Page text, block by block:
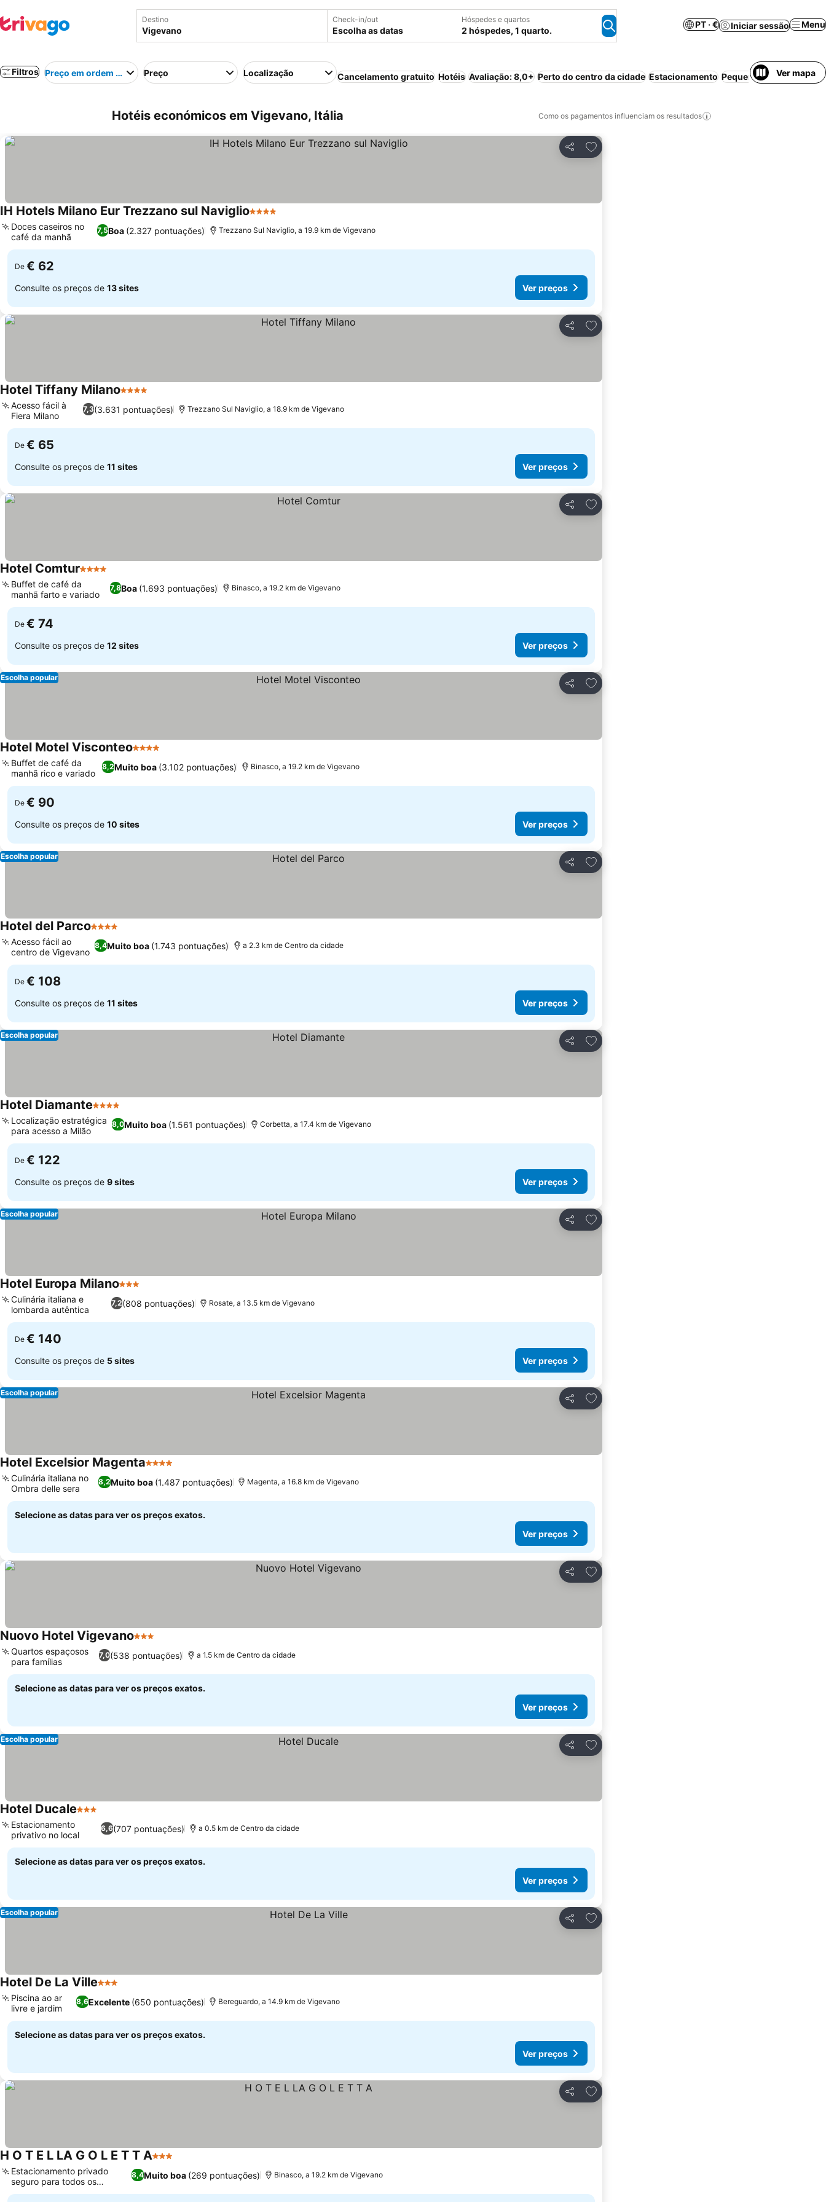
Destino Check-in/out
Escolha as datas
Hóspedes e quartos
2 hóspedes, 1 quarto.
PT · € Iniciar sessão Menu
Filtros Preço em ordem crescentePreço Localização Cancelamento gratuito Hotéis Avaliação: 8,0+ Perto do centro da cidade Estacionamento Pequeno-almoçoVer mapa
Hotéis económicos em Vigevano, Itália Como os pagamentos influenciam os resultados
Partilhar
Adicionar aos favoritos
IH Hotels Milano Eur Trezzano sul Naviglio4 Estrelas
7,5Boa (2.327 pontuações)
Doces caseiros no
café da manhã
Trezzano Sul Naviglio, a 19.9 km de Vigevano
De € 62
Consulte os preços de 13 sites Ver preços
Partilhar
Adicionar aos favoritos
Hotel Tiffany Milano4 Estrelas
7,3(3.631 pontuações)
Acesso fácil à
Fiera Milano
Trezzano Sul Naviglio, a 18.9 km de Vigevano
De € 65
Consulte os preços de 11 sites Ver preços
Partilhar
Adicionar aos favoritos
Hotel Comtur4 Estrelas
7,8Boa (1.693 pontuações)
Buffet de café da
manhã farto e variado
Binasco, a 19.2 km de Vigevano
De € 74
Consulte os preços de 12 sites Ver preços
Partilhar
Adicionar aos favoritos
Escolha popular
Hotel Motel Visconteo4 Estrelas
8,2Muito boa (3.102 pontuações)
Buffet de café da
manhã rico e variado
Binasco, a 19.2 km de Vigevano
De € 90
Consulte os preços de 10 sites Ver preços
Partilhar
Adicionar aos favoritos
Escolha popular
Hotel del Parco4 Estrelas
8,4Muito boa (1.743 pontuações)
Acesso fácil ao
centro de Vigevano
a 2.3 km de Centro da cidade
De € 108
Consulte os preços de 11 sites Ver preços
Partilhar
Adicionar aos favoritos
Escolha popular
Hotel Diamante4 Estrelas
8,0Muito boa (1.561 pontuações)
Localização estratégica
para acesso a Milão
Corbetta, a 17.4 km de Vigevano
De € 122
Consulte os preços de 9 sites Ver preços
Partilhar
Adicionar aos favoritos
Escolha popular
Hotel Europa Milano3 Estrelas
7,2(808 pontuações)
Culinária italiana e
lombarda autêntica
Rosate, a 13.5 km de Vigevano
De € 140
Consulte os preços de 5 sites Ver preços
Partilhar
Adicionar aos favoritos
Escolha popular
Hotel Excelsior Magenta4 Estrelas
8,2Muito boa (1.487 pontuações)
Culinária italiana no
Ombra delle sera
Magenta, a 16.8 km de Vigevano
Selecione as datas para ver os preços exatos.
Ver preços
Partilhar
Adicionar aos favoritos
Nuovo Hotel Vigevano3 Estrelas
7,0(538 pontuações)
Quartos espaçosos
para famílias
a 1.5 km de Centro da cidade
Selecione as datas para ver os preços exatos.
Ver preços
Partilhar
Adicionar aos favoritos
Escolha popular
Hotel Ducale3 Estrelas
6,6(707 pontuações)
Estacionamento
privativo no local
a 0.5 km de Centro da cidade
Selecione as datas para ver os preços exatos.
Ver preços
Partilhar
Adicionar aos favoritos
Escolha popular
Hotel De La Ville3 Estrelas
8,6Excelente (650 pontuações)
Piscina ao ar
livre e jardim
Bereguardo, a 14.9 km de Vigevano
Selecione as datas para ver os preços exatos.
Ver preços
Partilhar
Adicionar aos favoritos
H O T E L LA G O L E T T A3 Estrelas
8,4Muito boa (269 pontuações)
Estacionamento privado
seguro para todos os
veículos
Binasco, a 19.2 km de Vigevano